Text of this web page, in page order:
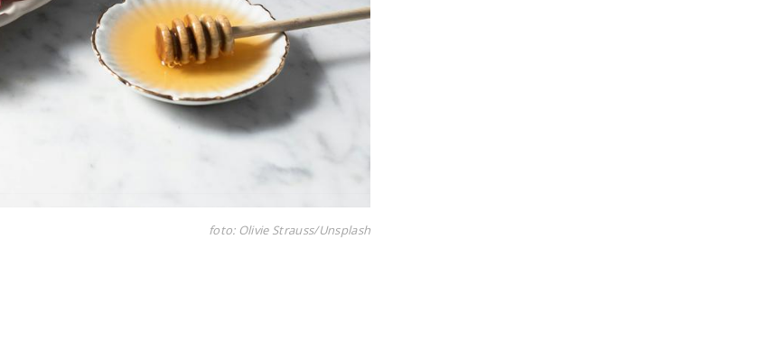
foto: Olivie Strauss/Unsplash